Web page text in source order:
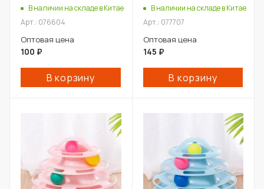
В наличии на складе в Китае
Арт.: 076604
Оптовая цена
100 ₽
В корзину
В наличии на складе в Китае
Арт.: 077707
Оптовая цена
145 ₽
В корзину